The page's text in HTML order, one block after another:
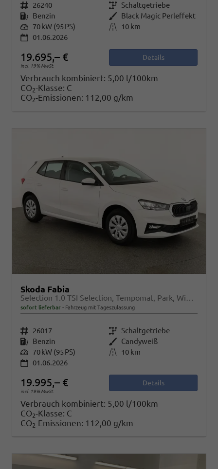
Fahrzeugnr. 26240 Getriebe Schaltgetriebe
Kraftstoff Benzin Außenfarbe Black Magic Perleffekt
Leistung 70 kW (95 PS) Kilometerstand
10 km
01.06.2026
19.695,– €
incl. 19% MwSt.
Details
Verbrauch kombiniert: 5,00 l/100km
CO2-Klasse: C
CO2-Emissionen: 112,00 g/km
Skoda Fabia
Selection 1.0 TSI Selection, Tempomat, Park, Winterpaket, SmartLink, 4 J.-Garantie
sofort lieferbar Fahrzeug mit Tageszulassung
Fahrzeugnr. 26017 Getriebe Schaltgetriebe
Kraftstoff Benzin Außenfarbe Candyweiß
Leistung 70 kW (95 PS) Kilometerstand
10 km
01.06.2026
19.995,– €
incl. 19% MwSt.
Details
Verbrauch kombiniert: 5,00 l/100km
CO2-Klasse: C
CO2-Emissionen: 112,00 g/km